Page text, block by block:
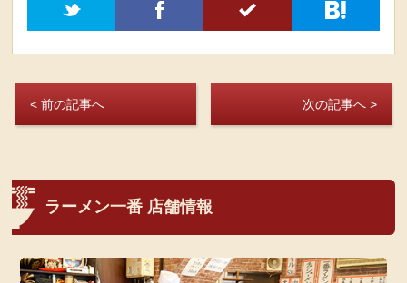
t f 5 h
< 前の記事へ 次の記事へ >
ラーメン一番 店舗情報